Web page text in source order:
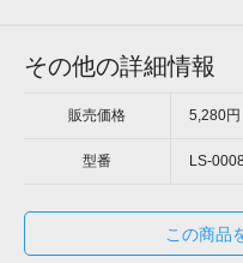
その他の詳細情報
販売価格 5,280円
型番 LS-
この商品